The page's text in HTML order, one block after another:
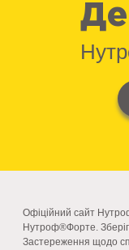
Офіційний сайт
Нутроф®Форте.
Застереження щодо